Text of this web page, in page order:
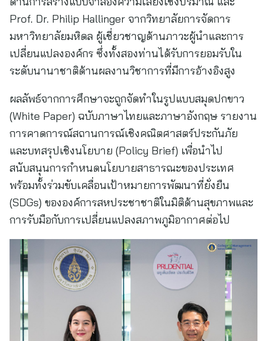
Prof. Dr. Philip Hallinger จากวิทยาลัยการจัดการ
มหาวิทยาลัยมหิดล ผู้เชี่ยวชาญด้านภาวะผู้นำและการ
เปลี่ยนแปลงองค์กร ซึ่งทั้งสองท่านได้รับการยอมรับใน
ระดับนานาชาติด้านผลงานวิชาการที่มีการอ้างอิงสูง
ผลลัพธ์จากการศึกษาจะถูกจัดทำในรูปแบบสมุดปกขาว
(White Paper) ฉบับภาษาไทยและภาษาอังกฤษ รายงาน
การคาดการณ์สถานการณ์เชิงคณิตศาสตร์ประกันภัย
และบทสรุปเชิงนโยบาย (Policy Brief) เพื่อนำไป
สนับสนุนการกำหนดนโยบายสาธารณะของประเทศ
พร้อมทั้งร่วมขับเคลื่อนเป้าหมายการพัฒนาที่ยั่งยืน
(SDGs) ขององค์การสหประชาชาติในมิติด้านสุขภาพและ
การรับมือกับการเปลี่ยนแปลงสภาพภูมิอากาศต่อไป